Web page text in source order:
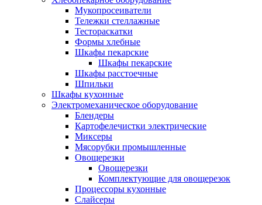
Мукопросеиватели
Тележки стеллажные
Тестораскатки
Формы хлебные
Шкафы пекарские
Шкафы пекарские
Шкафы расстоечные
Шпильки
Шкафы кухонные
Электромеханическое оборудование
Блендеры
Картофелечистки электрические
Миксеры
Мясорубки промышленные
Овощерезки
Овощерезки
Комплектующие для овощерезок
Процессоры кухонные
Слайсеры